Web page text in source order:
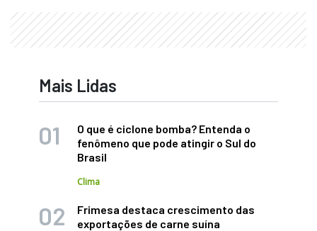
Mais Lidas
O que é ciclone bomba? Entenda o
fenômeno que pode atingir o Sul do
Brasil
Clima
Frimesa destaca crescimento das
exportações de carne suína